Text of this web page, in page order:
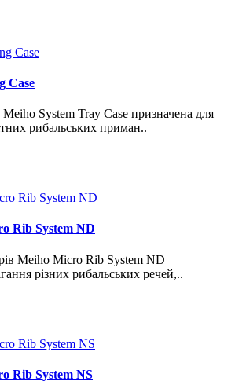
Case
System Tray Case призначена для
рибальських приман..
Rib System ND
Meiho Micro Rib System ND
різних рибальських речей,..
Rib System NS